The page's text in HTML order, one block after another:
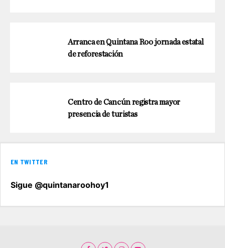
Arranca en Quintana Roo jornada estatal
de reforestación
Centro de Cancún registra mayor
presencia de turistas
EN TWITTER
Sigue @quintanaroohoy1